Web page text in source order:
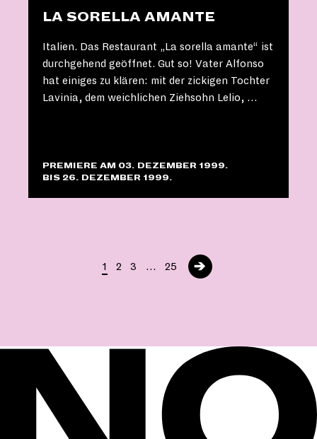
LA SORELLA AMANTE
Italien. Das Restaurant „La sorella amante“ ist
durchgehend geöffnet. Gut so! Vater Alfonso
hat einiges zu klären: mit der zickigen Tochter
Lavinia, dem weichlichen Ziehsohn Lelio, …
PREMIERE AM 03. DEZEMBER 1999.
BIS 26. DEZEMBER 1999.
1 2 3 … 25 →